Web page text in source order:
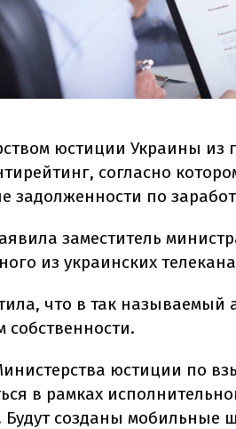
юстиции Украины из
согласно
задолженности по
заместитель
из украинских
что в так
собственности.
юстиции по
в рамках
созданы мобильные